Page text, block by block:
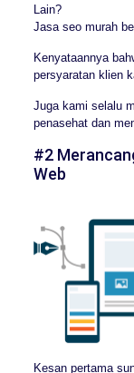
Lain?
Jasa seo murah
Kenyataannya
persyaratan klien
Juga kami selalu
penasehat dan
#2
Web
Kesan pertama